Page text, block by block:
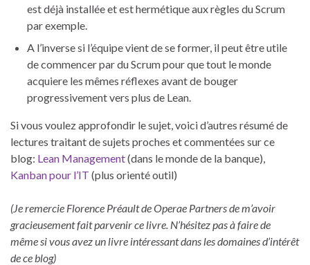
est déjà installée et est hermétique aux règles du Scrum
par exemple.
A l’inverse si l’équipe vient de se former, il peut être utile
de commencer par du Scrum pour que tout le monde
acquiere les mêmes réflexes avant de bouger
progressivement vers plus de Lean.
Si vous voulez approfondir le sujet, voici d’autres résumé de
lectures traitant de sujets proches et commentées sur ce
blog: Lean Management(dans le monde de la banque),
Kanban pour l’IT (plus orienté outil)
(Je remercie Florence Préault de Operae Partners de m’avoir
gracieusement fait parvenir ce livre. N’hésitez pas à faire de
même si vous avez un livre intéressant dans les domaines d’intérêt
de ce blog)